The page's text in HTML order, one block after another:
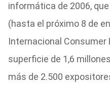
informática de 2006,
(hasta el próximo 8 de
Internacional Consumer
superficie de 1,6
más de 2.500